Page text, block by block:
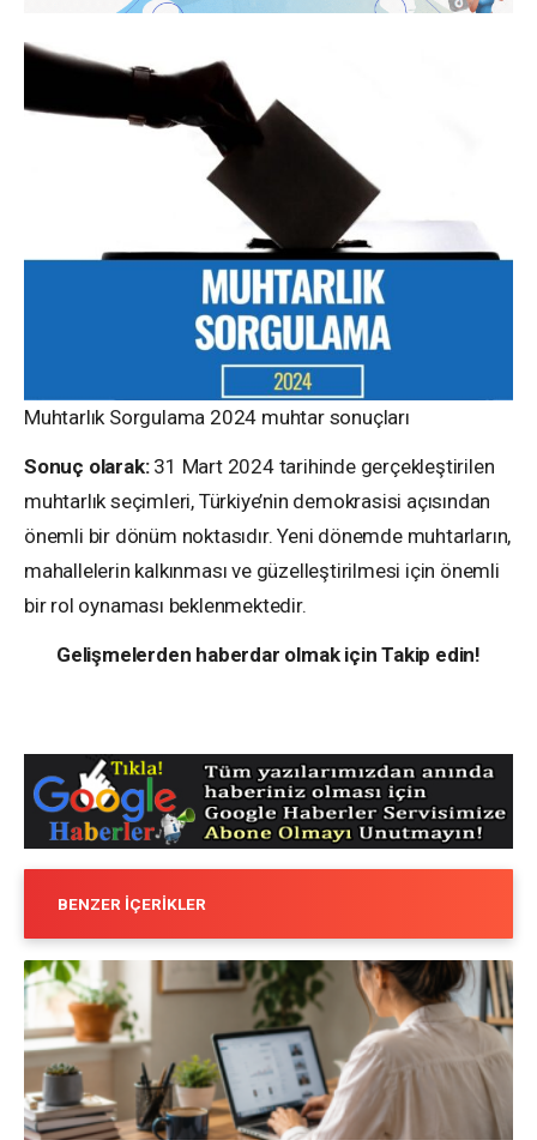
Muhtarlık Sorgulama 2024 muhtar sonuçları
Sonuç olarak:31 Mart 2024 tarihinde gerçekleştirilen
muhtarlık seçimleri, Türkiye’nin demokrasisi açısından
önemli bir dönüm noktasıdır. Yeni dönemde muhtarların,
mahallelerin kalkınması ve güzelleştirilmesi için önemli
bir rol oynaması beklenmektedir.
Gelişmelerden haberdar olmak için Takip edin!
BENZER İÇERIKLER